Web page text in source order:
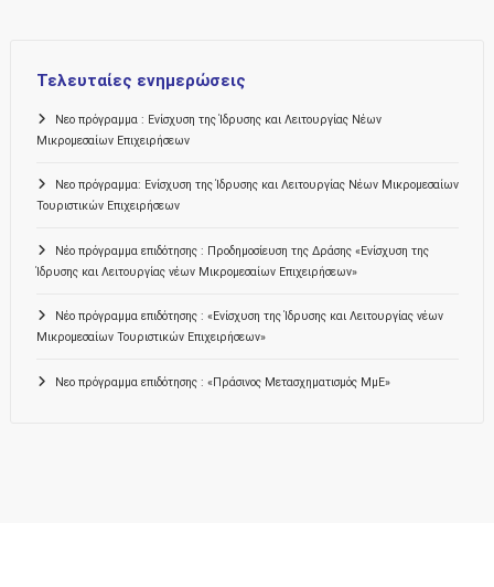
Τελευταίες ενημερώσεις
Νεο πρόγραμμα : Ενίσχυση της Ίδρυσης και Λειτουργίας Νέων
Μικρομεσαίων Επιχειρήσεων
Νεο πρόγραμμα: Ενίσχυση της Ίδρυσης και Λειτουργίας Νέων Μικρομεσαίων
Τουριστικών Επιχειρήσεων
Νέο πρόγραμμα επιδότησης : Προδημοσίευση της Δράσης «Ενίσχυση της
Ίδρυσης και Λειτουργίας νέων Μικρομεσαίων Επιχειρήσεων»
Νέο πρόγραμμα επιδότησης : «Ενίσχυση της Ίδρυσης και Λειτουργίας νέων
Μικρομεσαίων Τουριστικών Επιχειρήσεων»
Νεο πρόγραμμα επιδότησης : «Πράσινος Μετασχηματισμός ΜμΕ»